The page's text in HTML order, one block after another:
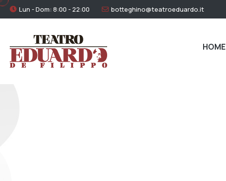
Lun - Dom: 8:00 - 22:00 botteghino@teatroeduardo.it
HOME